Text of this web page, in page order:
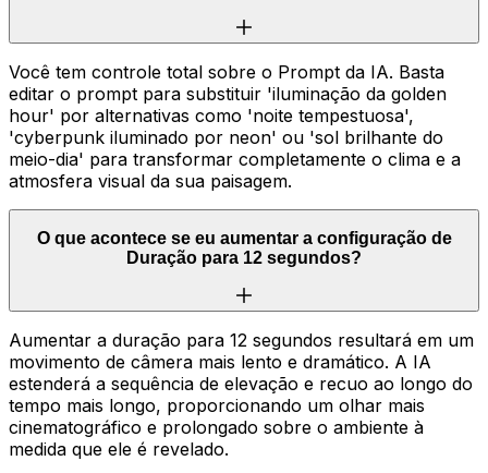
Você tem controle total sobre o Prompt da IA. Basta
editar o prompt para substituir 'iluminação da golden
hour' por alternativas como 'noite tempestuosa',
'cyberpunk iluminado por neon' ou 'sol brilhante do
meio-dia' para transformar completamente o clima e a
atmosfera visual da sua paisagem.
O que acontece se eu aumentar a configuração de
Duração para 12 segundos?
Aumentar a duração para 12 segundos resultará em um
movimento de câmera mais lento e dramático. A IA
estenderá a sequência de elevação e recuo ao longo do
tempo mais longo, proporcionando um olhar mais
cinematográfico e prolongado sobre o ambiente à
medida que ele é revelado.